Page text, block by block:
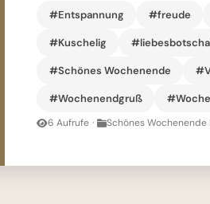
#Entspannung #freude
#Kuschelig
#Schönes Wochenende
#Wochenendgruß
6 Aufrufe · Schönes Wochenende